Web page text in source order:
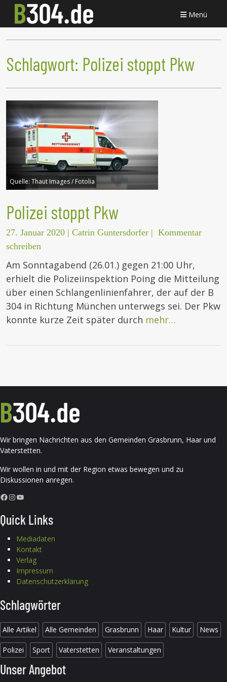
Menü
Schlagwort: Polizei stoppt Pkw
Quelle: Thaut Images / Fotolia
Polizei stoppt Pkw
27. Januar 2020 | Catrin Guntersdorfer | Kommentar
schreiben
Am Sonntagabend (26.01.) gegen 21:00 Uhr,
erhielt die Polizeiinspektion Poing die Mitteilung
über einen Schlangenlinienfahrer, der auf der B
304 in Richtung München unterwegs sei. Der Pkw
konnte kurze Zeit später durch mehr…
Wir bringen Nachrichten aus den Gemeinden Grasbrunn, Haar und
Vaterstetten.
Wir wollen in und mit der Region etwas bewegen und zu
Diskussionen anregen.
Facebook InstagramYouTube
Quick Links
Mediadaten
Kontakt
Verlag
Impressum
Datenschutzerklärung
Schlagwörter
Alle Artikel Alle Gemeinden Grasbrunn Haar Kultur News
Polizei Sport Vaterstetten Veranstaltungen
Unser Angebot